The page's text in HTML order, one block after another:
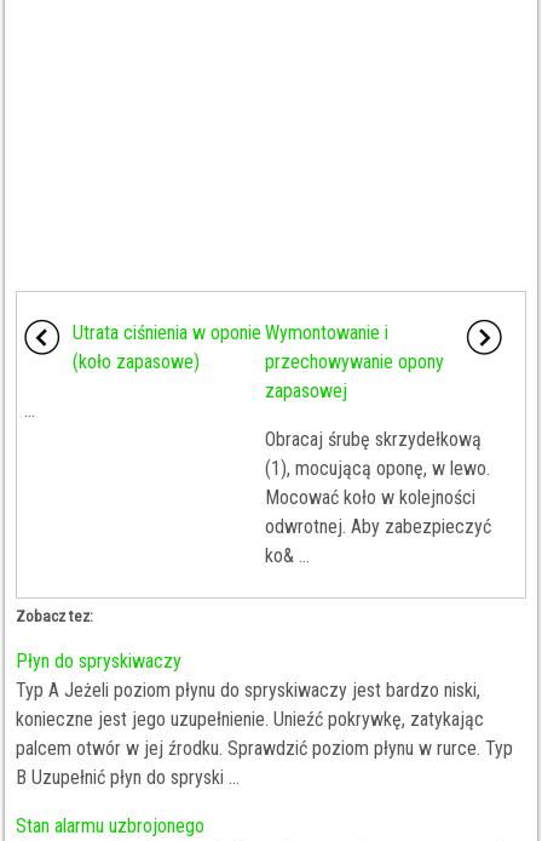
Utrata ciśnienia w oponie
(koło zapasowe)
...
Wymontowanie i
przechowywanie opony
zapasowej
Obracaj śrubę skrzydełkową
(1), mocującą oponę, w lewo.
Mocować koło w kolejności
odwrotnej. Aby zabezpieczyć
ko& ...
Zobacz tez:
Płyn do spryskiwaczy
Typ A Jeżeli poziom płynu do spryskiwaczy jest bardzo niski,
konieczne jest jego uzupełnienie. Unieźć pokrywkę, zatykając
palcem otwór w jej źrodku. Sprawdzić poziom płynu w rurce. Typ
B Uzupełnić płyn do spryski ...
Stan alarmu uzbrojonego